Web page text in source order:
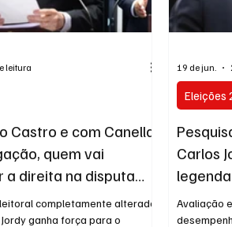
Norte Fluminense
Castro e com Canella
quem vai
a direita na disputa
no Rio?completamente alterado,
ganha força para o
leitura
Carlos
em
Avaliação
Eleições
19 de jun.